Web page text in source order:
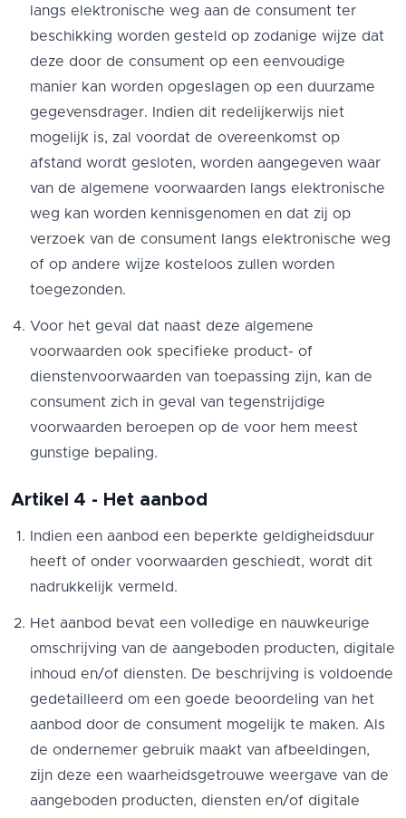
langs elektronische weg aan de consument ter
beschikking worden gesteld op zodanige wijze dat
deze door de consument op een eenvoudige
manier kan worden opgeslagen op een duurzame
gegevensdrager. Indien dit redelijkerwijs niet
mogelijk is, zal voordat de overeenkomst op
afstand wordt gesloten, worden aangegeven waar
van de algemene voorwaarden langs elektronische
weg kan worden kennisgenomen en dat zij op
verzoek van de consument langs elektronische weg
of op andere wijze kosteloos zullen worden
toegezonden.
Voor het geval dat naast deze algemene
voorwaarden ook specifieke product- of
dienstenvoorwaarden van toepassing zijn, kan de
consument zich in geval van tegenstrijdige
voorwaarden beroepen op de voor hem meest
gunstige bepaling.
Artikel 4 - Het aanbod
Indien een aanbod een beperkte geldigheidsduur
heeft of onder voorwaarden geschiedt, wordt dit
nadrukkelijk vermeld.
Het aanbod bevat een volledige en nauwkeurige
omschrijving van de aangeboden producten, digitale
inhoud en/of diensten. De beschrijving is voldoende
gedetailleerd om een goede beoordeling van het
aanbod door de consument mogelijk te maken. Als
de ondernemer gebruik maakt van afbeeldingen,
zijn deze een waarheidsgetrouwe weergave van de
aangeboden producten, diensten en/of digitale